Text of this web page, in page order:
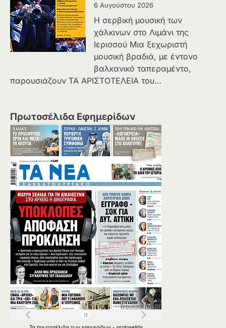
6 Αυγούστου 2026
Η σερβική μουσική των
χάλκινων στο Λιμάνι της
Ιερισσού Μια ξεχωριστή
μουσική βραδιά, με έντονο
βαλκανικό ταπεραμέντο,
παρουσιάζουν ΤΑ ΑΡΙΣΤΟΤΕΛΕΙΑ του…
Πρωτοσέλιδα Εφημερίδων